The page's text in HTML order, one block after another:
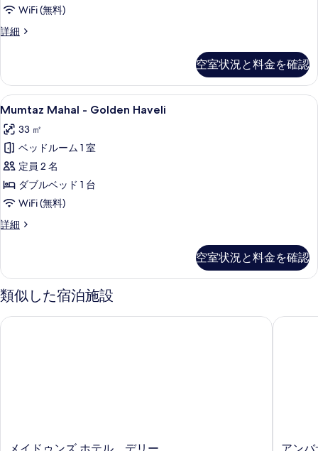
す
べ
写
真
を
表
示
す
る
WiFi (無料)
詳細
Jahan
Haveli
の
詳
空室状況と料金を確認
Mumtaz
Mahal
-
Golden
Haveli
の
す
べ
写
真
を
Mumtaz Mahal - Golden Haveli | エ
8
Mumtaz Mahal - Golden Haveli
33 ㎡
ベッドルーム 1 室
定員 2 名
ダブルベッド 1 台
WiFi (無料)
詳細
Mumtaz
Haveli
の
詳
空室状況と料金を確認
類似した宿泊施設
メ
メイドゥンズ ホテル、デリー
ア
アンバ